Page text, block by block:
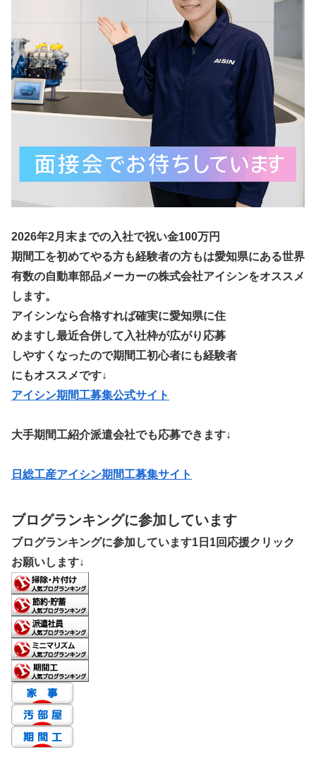
2026年2月末までの入社で祝い金100万円
期間工を初めてやる方も経験者の方もは愛知県にある世界
有数の自動車部品メーカーの株式会社アイシンをオススメ
します。
アイシンなら合格すれば確実に愛知県に住
めますし最近合併して入社枠が広がり応募
しやすくなったので期間工初心者にも経験者
にもオススメです↓
アイシン期間工募集公式サイト
大手期間工紹介派遣会社でも応募できます↓
日総工産アイシン期間工募集サイト
ブログランキングに参加しています
ブログランキングに参加しています1日1回応援クリック
お願いします↓